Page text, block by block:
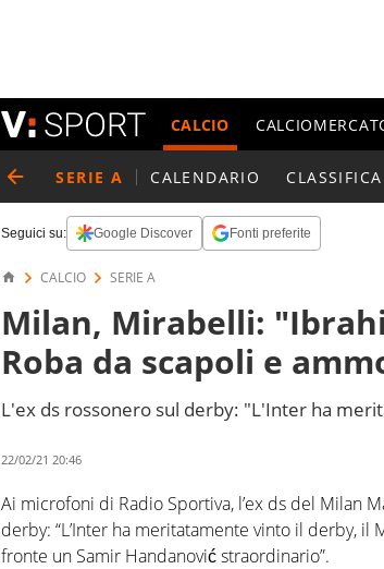
CALCIO
SERIE A CALENDARIO CLASSIFICA
Seguici su: Google Discover Fonti preferite
CALCIO SERIE A
Milan, Mirabelli:
Roba da scapoli e
L'ex ds rossonero sul derby: "L'Inter ha
22/02/21 20:46
Ai microfoni di Radio Sportiva, l’ex ds del Milan
derby: “L’Inter ha meritatamente vinto il derby, il
fronte un Samir Handanović straordinario”.